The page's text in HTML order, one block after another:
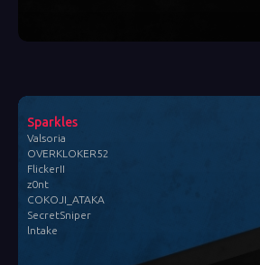
Sparkles
Valsoria
OVERKLOKER52
FlickerII
z0nt
COKOJI_ATAKA
SecretSniper
lntake